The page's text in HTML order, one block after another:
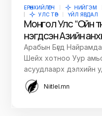
ЕРӨНХИЙЛӨГЧ НИЙГЭМ
УЛС ТӨР
ҮЙЛ ЯВДАЛ
Монгол Улс “Ойн
нэгдсэн Азийн
Арабын Бүгд
Шейх хотноо Уур
асуудлаарх дэлхийн
Niitlel.mn